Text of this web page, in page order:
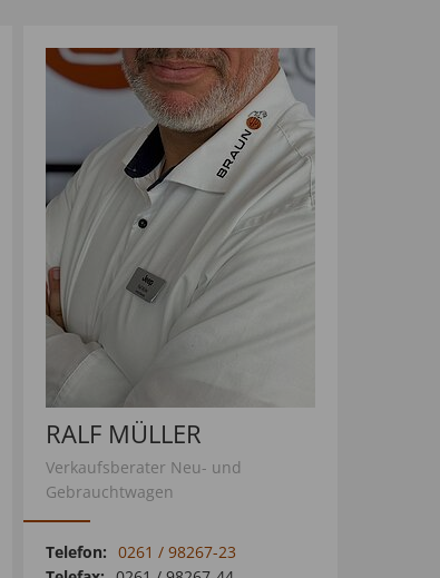
RALF MÜLLER
Verkaufsberater Neu- und
Gebrauchtwagen
Telefon: 0261 / 98267-23